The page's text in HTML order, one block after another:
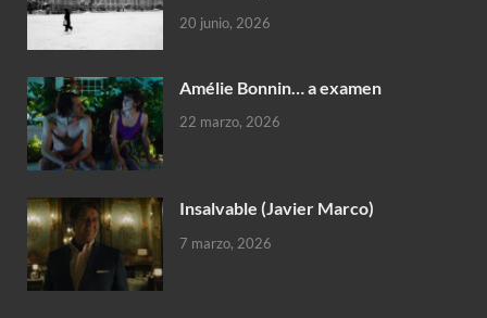
20 junio, 2026
Amélie Bonnin… a examen
22 marzo, 2026
Insalvable (Javier Marco)
7 marzo, 2026